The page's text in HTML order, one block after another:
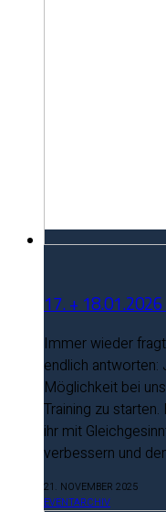
17. +
Immer wieder
endlich antworten:
Möglichkeit bei
Training zu
ihr mit
verbessern und
21. NOVEMBER 2025
EVENTARCHIV